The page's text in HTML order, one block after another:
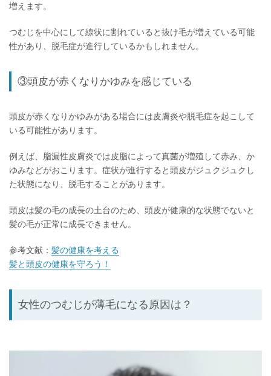
増えます。
つむじを中心にして線状に割れていると抜け毛が増えている可能
性があり、脱毛症が進行しているかもしれません。
③頭皮が赤くなりかゆみを感じている
頭皮が赤くなりかゆみがある場合には皮膚炎や脱毛症を起こして
いる可能性があります。
例えば、脂漏性皮膚炎では皮脂によって真菌が増殖して赤み、か
ゆみなどがおこります。症状が進行すると頭皮がジュクジュクし
た状態になり、脱毛することがあります。
頭皮は髪の毛の成長の土台のため、頭皮が健康的な状態でないと
髪の毛が正常に成長できません。
参考文献： 髪の健康を考える
髪と頭皮の健康を守ろう！
女性のつむじが薄毛になる原因は？